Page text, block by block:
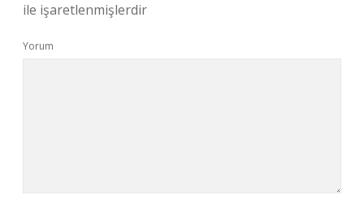
ile işaretlenmişlerdir
Yorum